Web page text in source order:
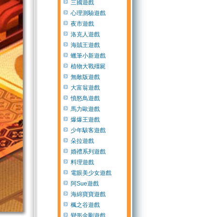
三國遊戲
心理測驗遊戲
夜市遊戲
洛克人遊戲
海賊王遊戲
蠟筆小新遊戲
植物大戰殭屍
無敵版遊戲
大富翁遊戲
憤怒鳥遊戲
馬力歐遊戲
爆爆王遊戲
少年駭客遊戲
朵拉遊戲
婚禮系列遊戲
料理遊戲
電眼美少女遊戲
阿Sue遊戲
海綿寶寶遊戲
楓之谷遊戲
變形金剛遊戲